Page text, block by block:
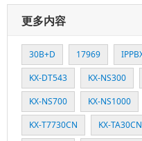
更多内容
30B+D 17969
KX-DT543
KX-NS300
KX-NS700
KX-NS1000
KX-T7730CN
KX-TA30CN